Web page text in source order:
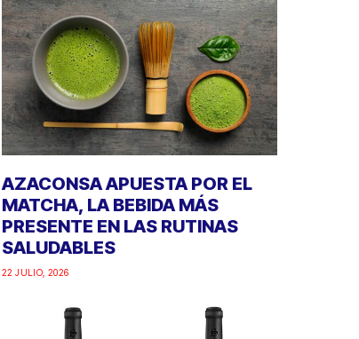
AZACONSA APUESTA POR EL
MATCHA, LA BEBIDA MÁS
PRESENTE EN LAS RUTINAS
SALUDABLES
22 JULIO, 2026